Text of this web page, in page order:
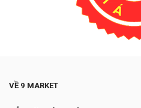
VỀ 9 MARKET